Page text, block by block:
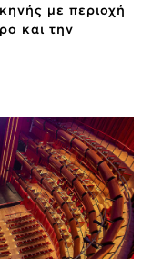
με περιοχή
και την